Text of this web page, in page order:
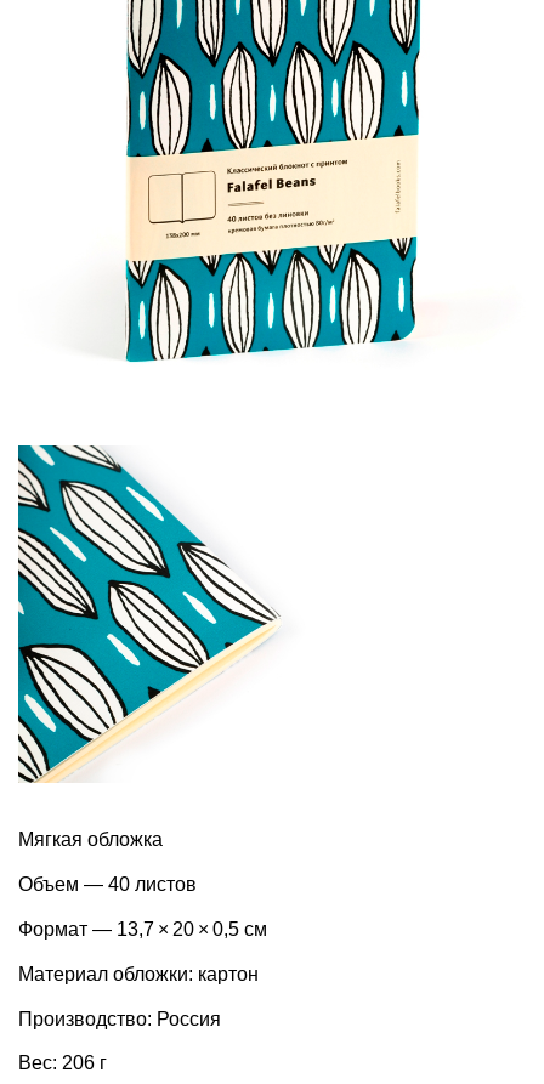
Мягкая обложка
Объем — 40 листов
Формат — 13,7 × 20 × 0,5 см
Материал обложки: картон
Производство: Россия
Вес: 206 г